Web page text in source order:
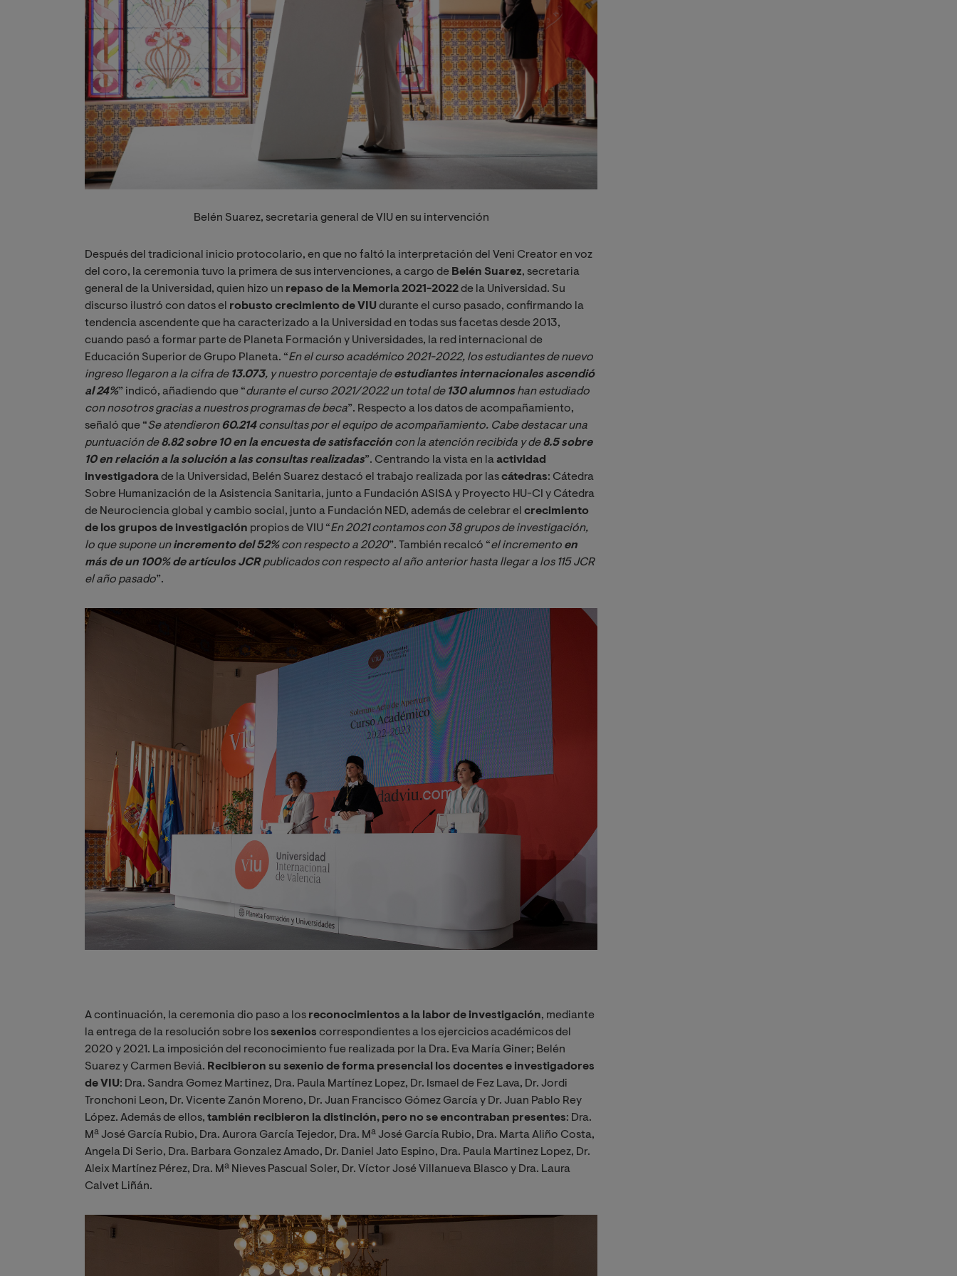
Belén Suarez, secretaria general de VIU en su intervención
Después del tradicional inicio protocolario, en que no faltó la interpretación del Veni Creator en voz
del coro, la ceremonia tuvo la primera de sus intervenciones, a cargo de Belén Suarez, secretaria
general de la Universidad, quien hizo un repaso de la Memoria 2021-2022de la Universidad. Su
discurso ilustró con datos el robusto crecimiento de VIU durante el curso pasado, confirmando la
tendencia ascendente que ha caracterizado a la Universidad en todas sus facetas desde 2013,
cuando pasó a formar parte de Planeta Formación y Universidades, la red internacional de
Educación Superior de Grupo Planeta. “En el curso académico 2021-2022, los estudiantes de nuevo
ingreso llegaron a la cifra de 13.073, y nuestro porcentaje de estudiantes internacionales ascendió
al 24%” indicó, añadiendo que “durante el curso 2021/2022 un total de 130 alumnos han estudiado
con nosotros gracias a nuestros programas de beca”. Respecto a los datos de acompañamiento,
señaló que “Se atendieron 60.214 consultas por el equipo de acompañamiento. Cabe destacar una
puntuación de 8.82 sobre 10 en la encuesta de satisfacción con la atención recibida y de 8.5 sobre
10 en relación a la solución a las consultas realizadas”. Centrando la vista en laactividad
investigadorade la Universidad, Belén Suarez destacó el trabajo realizada por lascátedras: Cátedra
Sobre Humanización de la Asistencia Sanitaria, junto a Fundación ASISA y Proyecto HU-CI y Cátedra
de Neurociencia global y cambio social, junto a Fundación NED, además de celebrar el crecimiento
de los grupos de investigación propios de VIU “En 2021 contamos con 38 grupos de investigación,
lo que supone un incremento del 52% con respecto a 2020”. También recalcó “el incremento en
más de un 100% de artículos JCR publicados con respecto al año anterior hasta llegar a los 115 JCR
el año pasado”.
Imagen
A continuación, la ceremonia dio paso a los reconocimientos a la labor de investigación, mediante
la entrega de la resolución sobre lossexenios correspondientes a los ejercicios académicos del
2020 y 2021. La imposición del reconocimiento fue realizada por la Dra. Eva María Giner; Belén
Suarez y Carmen Beviá. Recibieron su sexenio de forma presencial los docentes e investigadores
de VIU: Dra. Sandra Gomez Martinez, Dra. Paula Martínez Lopez, Dr. Ismael de Fez Lava, Dr. Jordi
Tronchoni Leon, Dr. Vicente Zanón Moreno, Dr. Juan Francisco Gómez García y Dr. Juan Pablo Rey
López. Además de ellos, también recibieron la distinción, pero no se encontraban presentes: Dra.
Mª José García Rubio, Dra. Aurora García Tejedor, Dra. Mª José García Rubio, Dra. Marta Aliño Costa,
Angela Di Serio, Dra. Barbara Gonzalez Amado, Dr. Daniel Jato Espino, Dra. Paula Martinez Lopez, Dr.
Aleix Martínez Pérez, Dra. Mª Nieves Pascual Soler, Dr. Víctor José Villanueva Blasco y Dra. Laura
Calvet Liñán.
Imagen